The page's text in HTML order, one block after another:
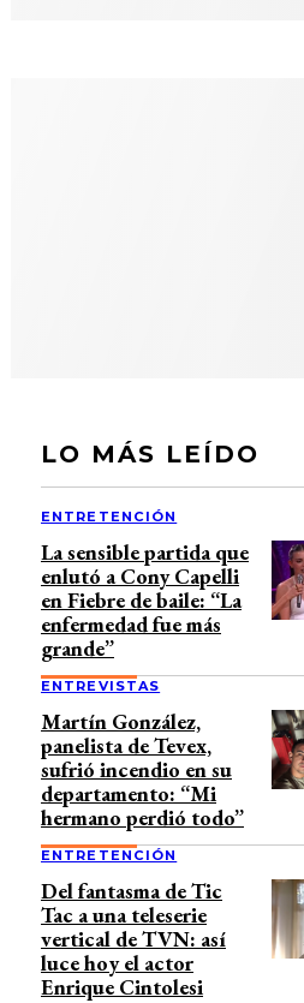
LO MÁS LEÍDO
ENTRETENCIÓN
La sensible partida que
enlutó a Cony Capelli
en Fiebre de baile: “La
enfermedad fue más
grande”
ENTREVISTAS
Martín González,
panelista de Tevex,
sufrió incendio en su
departamento: “Mi
hermano perdió todo”
ENTRETENCIÓN
Del fantasma de Tic
Tac a una teleserie
vertical de TVN: así
luce hoy el actor
Enrique Cintolesi